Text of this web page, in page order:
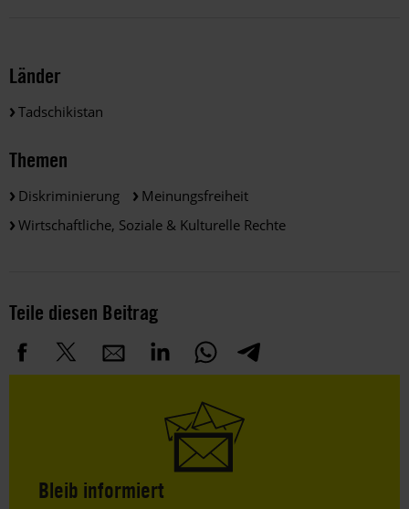
Länder
Tadschikistan
Themen
Diskriminierung
Meinungsfreiheit
Wirtschaftliche, Soziale & Kulturelle Rechte
Teile diesen Beitrag
Bleib informiert